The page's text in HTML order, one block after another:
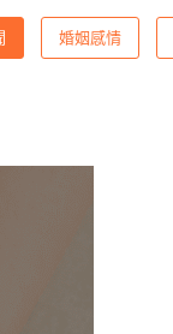
婚姻感情